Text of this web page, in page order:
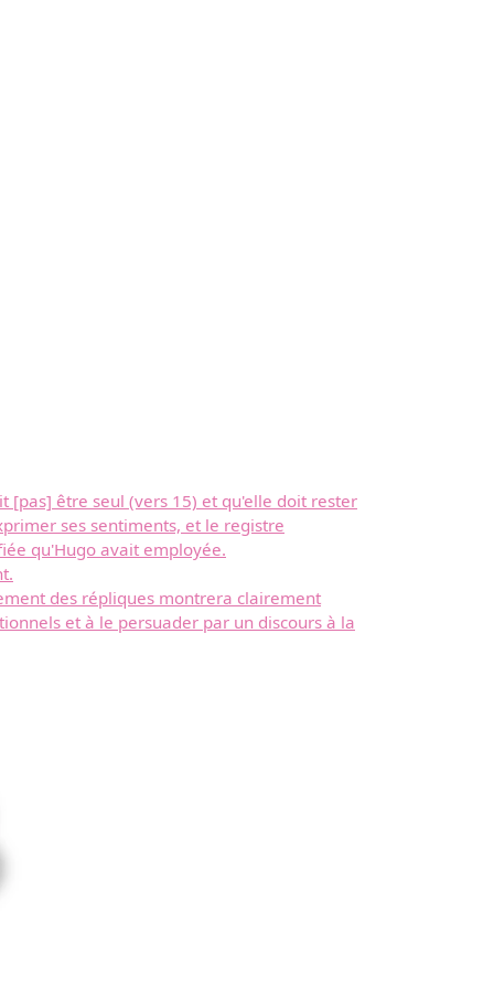
[pas] être seul (vers 15) et qu'elle doit rester
ses sentiments, et le registre
qu'Hugo avait employée.
des répliques montrera clairement
et à le persuader par un discours à la